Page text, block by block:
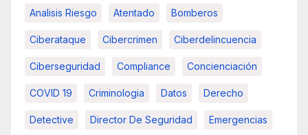
Analisis Riesgo Atentado Bomberos
Ciberataque Cibercrimen Ciberdelincuencia
Ciberseguridad Compliance Concienciación
COVID 19 Criminologia Datos Derecho
Detective Director De Seguridad Emergencias